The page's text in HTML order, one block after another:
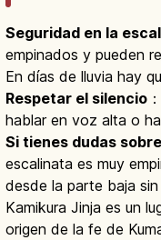
Seguridad en la
empinados y pueden
En días de lluvia hay
Respetar el silencio
hablar en voz alta o
Si tienes dudas
escalinata es muy
desde la parte baja
Kamikura Jinja es un
origen de la fe de